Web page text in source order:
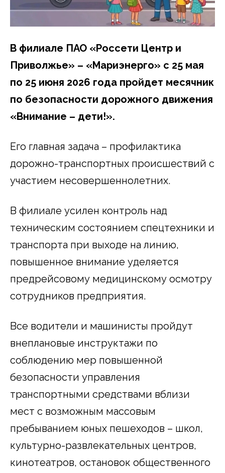
В филиале ПАО «Россети Центр и
Приволжье» – «Мариэнерго» с 25 мая
по 25 июня 2026 года пройдет месячник
по безопасности дорожного движения
«Внимание – дети!».
Его главная задача – профилактика
дорожно-транспортных происшествий с
участием несовершеннолетних.
В филиале усилен контроль над
техническим состоянием спецтехники и
транспорта при выходе на линию,
повышенное внимание уделяется
предрейсовому медицинскому осмотру
сотрудников предприятия.
Все водители и машинисты пройдут
внеплановые инструктажи по
соблюдению мер повышенной
безопасности управления
транспортными средствами вблизи
мест с возможным массовым
пребыванием юных пешеходов – школ,
культурно-развлекательных центров,
кинотеатров, остановок общественного